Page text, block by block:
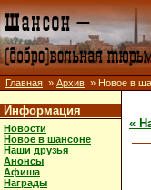
Главная » Архив » Новое в
Информация
Новости
Новое в шансоне
Наши друзья
Анонсы
Афиша
Награды
«